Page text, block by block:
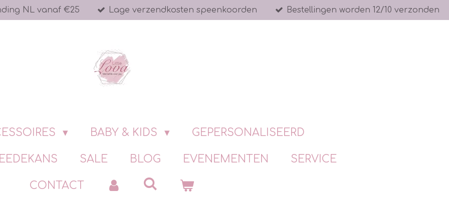
NL vanaf €25 Lage verzendkosten speenkoorden Bestellingen worden 12/10 verzonden
BABY & KIDS GEPERSONALISEERD
SALE BLOG EVENEMENTEN SERVICE
CONTACT